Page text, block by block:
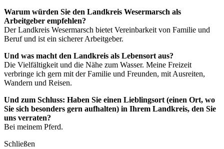
Warum würden Sie den Landkreis Wesermarsch als
Arbeitgeber empfehlen?
Der Landkreis Wesermarsch bietet Vereinbarkeit von Familie und
Beruf und ist ein sicherer Arbeitgeber.
Und was macht den Landkreis als Lebensort aus?
Die Vielfältigkeit und die Nähe zum Wasser. Meine Freizeit
verbringe ich gern mit der Familie und Freunden, mit Ausreiten,
Wandern und Reisen.
Und zum Schluss: Haben Sie einen Lieblingsort (einen Ort, wo
Sie sich besonders gern aufhalten) in Ihrem Landkreis, den Sie
uns verraten?
Bei meinem Pferd.
Schließen